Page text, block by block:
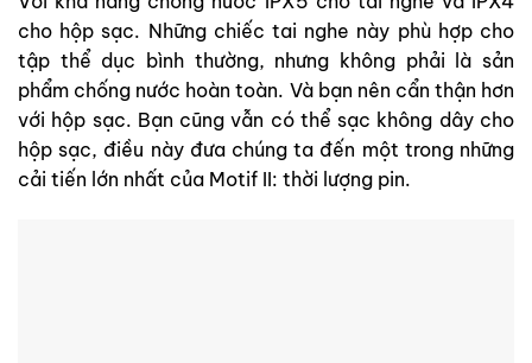
cho hộp sạc. Những chiếc tai nghe này phù hợp cho
tập thể dục bình thường, nhưng không phải là sản
phẩm chống nước hoàn toàn. Và bạn nên cẩn thận hơn
với hộp sạc. Bạn cũng vẫn có thể sạc không dây cho
hộp sạc, điều này đưa chúng ta đến một trong những
cải tiến lớn nhất của Motif II: thời lượng pin.